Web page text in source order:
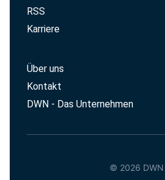
RSS
Karriere
Über uns
Kontakt
DWN - Das Unternehmen
© 2026 DWN